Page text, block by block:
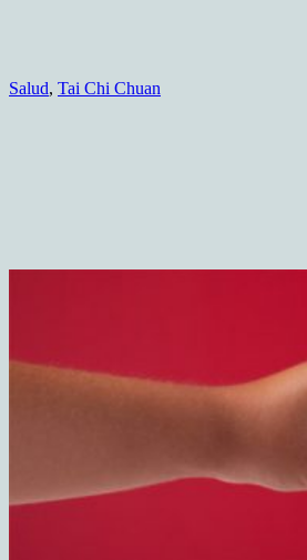
Salud, Tai Chi Chuan